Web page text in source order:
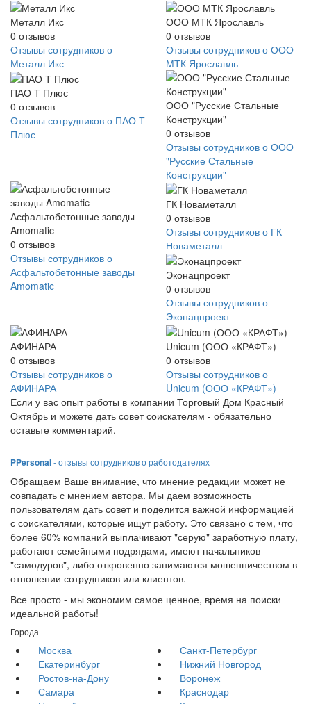
Металл Икс
0 отзывов
Отзывы сотрудников о
Металл Икс
ООО МТК Ярославль
0 отзывов
Отзывы сотрудников о ООО
МТК Ярославль
ПАО Т Плюс
0 отзывов
Отзывы сотрудников о ПАО Т
Плюс
ООО "Русские Стальные
Конструкции"
0 отзывов
Отзывы сотрудников о ООО
"Русские Стальные
Конструкции"
Асфальтобетонные заводы
Amomatic
0 отзывов
Отзывы сотрудников о
Асфальтобетонные заводы
Amomatic
ГК Новаметалл
0 отзывов
Отзывы сотрудников о ГК
Новаметалл
Эконацпроект
0 отзывов
Отзывы сотрудников о
Эконацпроект
АФИНАРА
0 отзывов
Отзывы сотрудников о
АФИНАРА
Unicum (ООО «КРАФТ»)
0 отзывов
Отзывы сотрудников о
Unicum (ООО «КРАФТ»)
Если у вас опыт работы в компании Торговый Дом Красный
Октябрь и можете дать совет соискателям - обязательно
оставьте комментарий.
PPersonal- отзывы сотрудников о работодателях
Обращаем Ваше внимание, что мнение редакции может не
совпадать с мнением автора. Мы даем возможность
пользователям дать совет и поделится важной информацией
с соискателями, которые ищут работу. Это связано с тем, что
более 60% компаний выплачивают "серую" заработную плату,
работают семейными подрядами, имеют начальников
"самодуров", либо откровенно занимаются мошенничеством в
отношении сотрудников или клиентов.
Все просто - мы экономим самое ценное, время на поиски
идеальной работы!
Города
Москва
Санкт-Петербург
Екатеринбург
Нижний Новгород
Ростов-на-Дону
Воронеж
Самара
Краснодар